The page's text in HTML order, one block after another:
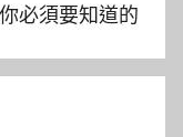
必須要知道的